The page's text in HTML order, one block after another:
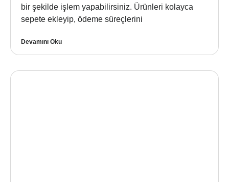
bir şekilde işlem yapabilirsiniz. Ürünleri kolayca
sepete ekleyip, ödeme süreçlerini
Devamını Oku